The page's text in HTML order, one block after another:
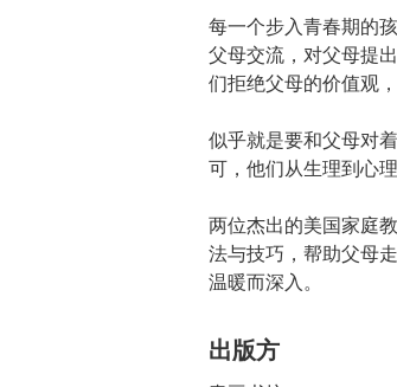
每一个步入青春期的
父母交流，对父母提
们拒绝父母的价值观
似乎就是要和父母对
可，他们从生理到心
两位杰出的美国家庭
法与技巧，帮助父母
温暖而深入。
出版方